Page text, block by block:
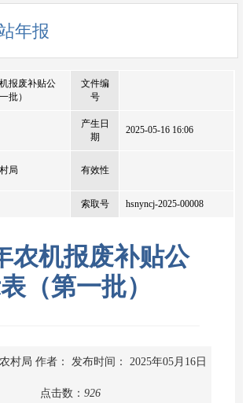
年报
报废补贴公
批）
文件编
号
产生日
期
2025-05-16 16:06
局 有效性
索取号 hsnyncj-2025-00008
农机报废补贴公
（第一批）
村局 作者： 发布时间： 2025年05月16日
点击数： 926